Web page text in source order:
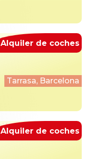
Tarrasa, Barcelona
Alquiler de coches
Alquiler de coches